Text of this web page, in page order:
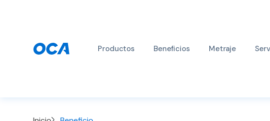
Productos Beneficios Metraje